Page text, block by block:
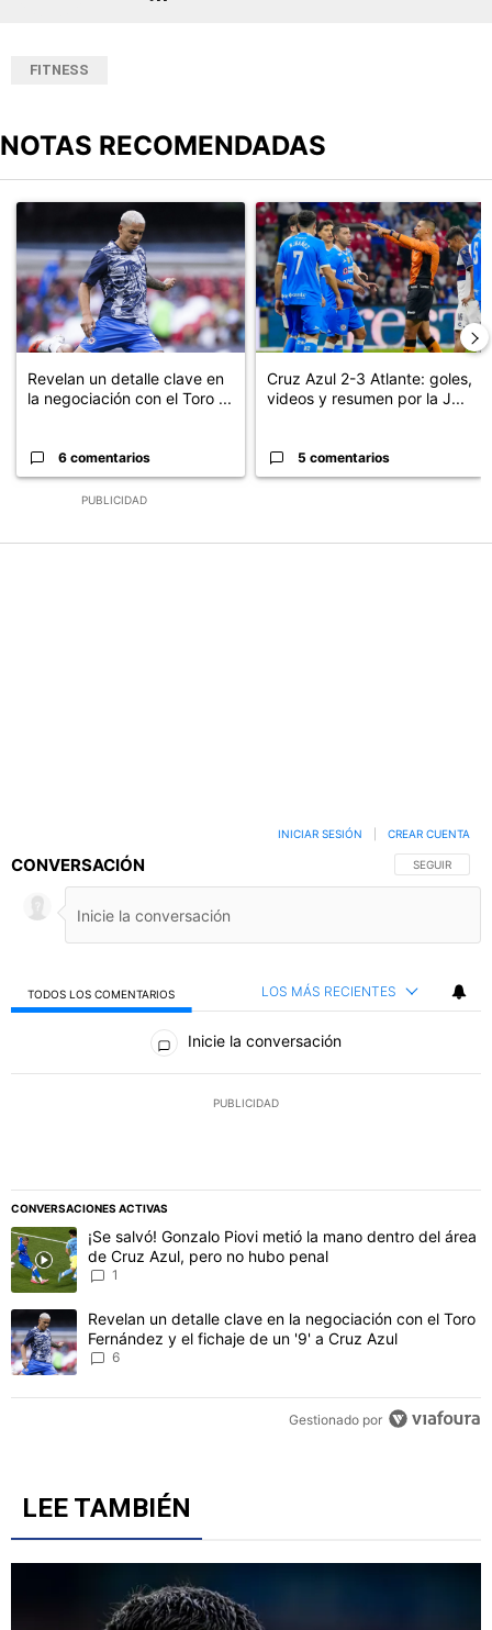
FITNESS
NOTAS RECOMENDADAS
PUBLICIDAD
Un artículo de tendencia con el título "Revelan un detalle clave
Revelan un detalle clave en
la negociación con el Toro ...
6 comentarios
Un artículo de tendencia con el
Cruz Azul 2-3 Atlante: goles,
videos y resumen por la J...
5 comentarios
CONVERSACIÓN SIGA ESTA
SEGUIR
INICIAR SESIÓN CREAR CUENTA
TODOS LOS COMENTARIOS LOS MÁS RECIENTES
Todos los comentarios
Inicie la conversación
PUBLICIDAD
CONVERSACIONES ACTIVAS
Este listado muestra los artículos con más comentarios en los
Un artículo de tendencia con el título "¡Se salvó! Gonzalo Piovi
¡Se salvó! Gonzalo Piovi metió la mano dentro del área
de Cruz Azul, pero no hubo penal
1
Un artículo de tendencia con el título "Revelan un detalle clave
Revelan un detalle clave en la negociación con el Toro
Fernández y el fichaje de un '9' a Cruz Azul
6
Gestionado por
LEE TAMBIÉN